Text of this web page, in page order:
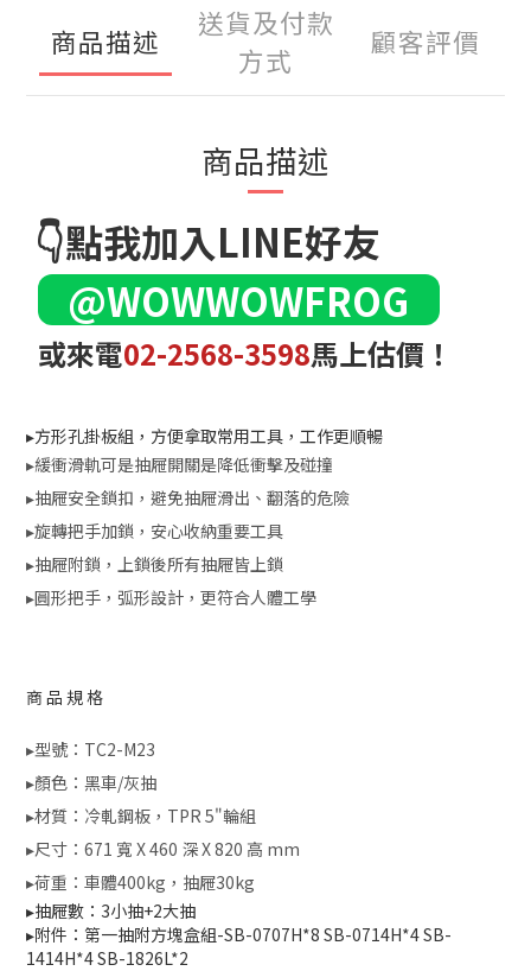
商品描述
送貨及付款
方式
顧客評價
商品描述
👇點我加入LINE好友
@WOWWOWFROG
或來電02-2568-3598馬上估價！
▸方形孔掛板組，方便拿取常用工具，工作更順暢
▸緩衝滑軌可是抽屜開關是降低衝擊及碰撞
▸抽屜安全鎖扣，避免抽屜滑出、翻落的危險
▸旋轉把手加鎖，安心收納重要工具
▸抽屜附鎖，上鎖後所有抽屜皆上鎖
▸圓形把手，弧形設計，更符合人體工學
商品規格
▸型號：TC2-M23
▸顏色：黑車/灰抽
▸材質：冷軋鋼板，TPR 5"輪組
▸尺寸：671 寬 X 460 深 X 820 高 mm
▸荷重：車體400kg，抽屜30kg
▸抽屜數：3小抽+2大抽
▸附件：第一抽附方塊盒組-SB-0707H*8 SB-0714H*4 SB-
1414H*4SB-1826L*2